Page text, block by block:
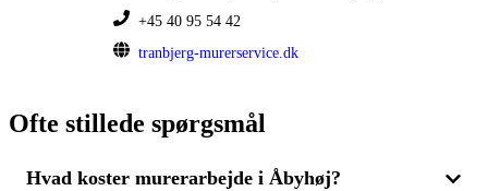
+45 40 95 54 42
tranbjerg-murerservice.dk
Ofte stillede spørgsmål
Hvad koster murerarbejde i Åbyhøj?